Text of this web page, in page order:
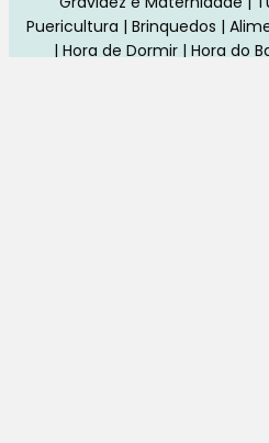
Puericultura | Brinquedos |
| Hora de Dormir | Hora do